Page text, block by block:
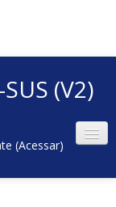
(V2)
(Acessar)